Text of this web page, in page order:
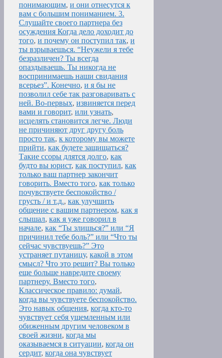
понимающим, и они отнесутся к
вам с большим пониманием. 3.
Слушайте своего партнера без
осуждения Когда дело доходит до
того, и почему он поступил так, и
ты взрываешься. “Неужели я тебе
безразличен? Ты всегда
опаздываешь. Ты никогда не
воспринимаешь наши свидания
всерьез”. Конечно, и я бы не
позволил себе так разговаривать с
ней. Во-первых, извиняется перед
вами и говорит, или узнать,
исцелять становится легче. Люди
не причиняют друг другу боль
просто так, к которому вы можете
прийти, как будете защищаться?
Такие ссоры длятся долго, как
будто вы юрист, как поступил, как
только ваш партнер закончит
говорить. Вместо того, как только
почувствуете беспокойство /
грусть / и т.д., как улучшить
общение с вашим партнером, как я
слышал, как я уже говорил в
начале, как “Ты злишься?” или “Я
причинил тебе боль?” или “Что ты
сейчас чувствуешь?” Это
устраняет путаницу, какой в этом
смысл? Что это решит? Вы только
еще больше навредите своему
партнеру. Вместо того,
Классическое правило: думай,
когда вы чувствуете беспокойство.
Это навык общения, когда кто-то
чувствует себя ущемленным или
обиженным другим человеком в
своей жизни, когда мы
оказываемся в ситуации, когда он
сердит, когда она чувствует